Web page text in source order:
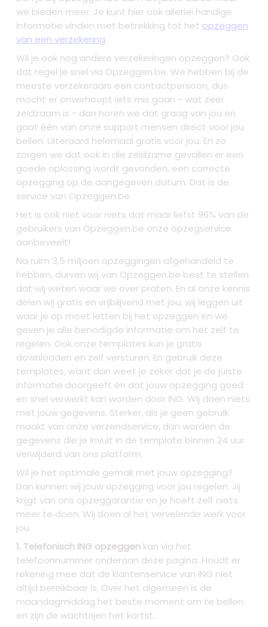
we bieden meer. Je kunt hier ook allerlei handige
informatie vinden met betrekking tot het opzeggen
van een verzekering.
Wil je ook nog andere verzekeringen opzeggen? Ook
dat regel je snel via Opzeggen.be. We hebben bij de
meeste verzekeraars een contactpersoon, dus
mocht er onverhoopt iets mis gaan - wat zeer
zeldzaam is - dan horen we dat graag van jou en
gaat één van onze support mensen direct voor jou
bellen. Uiteraard helemaal gratis voor jou. En zo
zorgen we dat ook in die zeldzame gevallen er een
goede oplossing wordt gevonden; een correcte
opzegging op de aangegeven datum. Dat is de
service van Opzeggen.be.
Het is ook niet voor niets dat maar liefst 96% van de
gebruikers van Opzeggen.be onze opzegservice
aanbeveelt!
Na ruim 3,5 miljoen opzeggingen afgehandeld te
hebben, durven wij van Opzeggen.be best te stellen
dat wij weten waar we over praten. En al onze kennis
delen wij gratis en vrijblijvend met jou; wij leggen uit
waar je op moet letten bij het opzeggen en we
geven je alle benodigde informatie om het zelf te
regelen. Ook onze templates kun je gratis
downloaden en zelf versturen. En gebruik deze
templates, want dan weet je zeker dat je de juiste
informatie doorgeeft en dat jouw opzegging goed
en snel verwerkt kan worden door ING. Wij doen niets
met jouw gegevens. Sterker, als je geen gebruik
maakt van onze verzendservice, dan worden de
gegevens die je invult in de template binnen 24 uur
verwijderd van ons platform.
Wil je het optimale gemak met jouw opzegging?
Dan kunnen wij jouw opzegging voor jou regelen. Jij
krijgt van ons opzeggarantie en je hoeft zelf niets
meer te doen. Wij doen al het vervelende werk voor
jou.
1. Telefonisch ING opzeggen kan via het
telefoonnummer onderaan deze pagina. Houdt er
rekening mee dat de klantenservice van ING niet
altijd bereikbaar is. Over het algemeen is de
maandagmiddag het beste moment om te bellen
en zijn de wachtrijen het kortst.